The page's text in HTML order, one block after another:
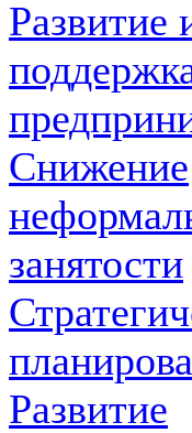
Развитие
Снижение
занятости
Развитие